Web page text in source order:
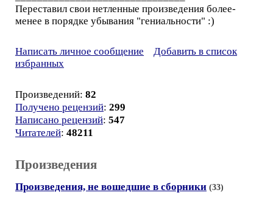
Переставил свои нетленные произведения более-
менее в порядке убывания "гениальности" :)
Написать личное сообщение
Добавить в список
избранных
Произведений: 82
Получено рецензий: 299
Написано рецензий: 547
Читателей: 48211
Произведения
Произведения, не вошедшие в сборники (33)